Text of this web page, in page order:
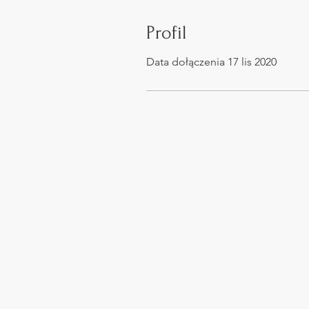
Profil
Data dołączenia 17 lis 2020